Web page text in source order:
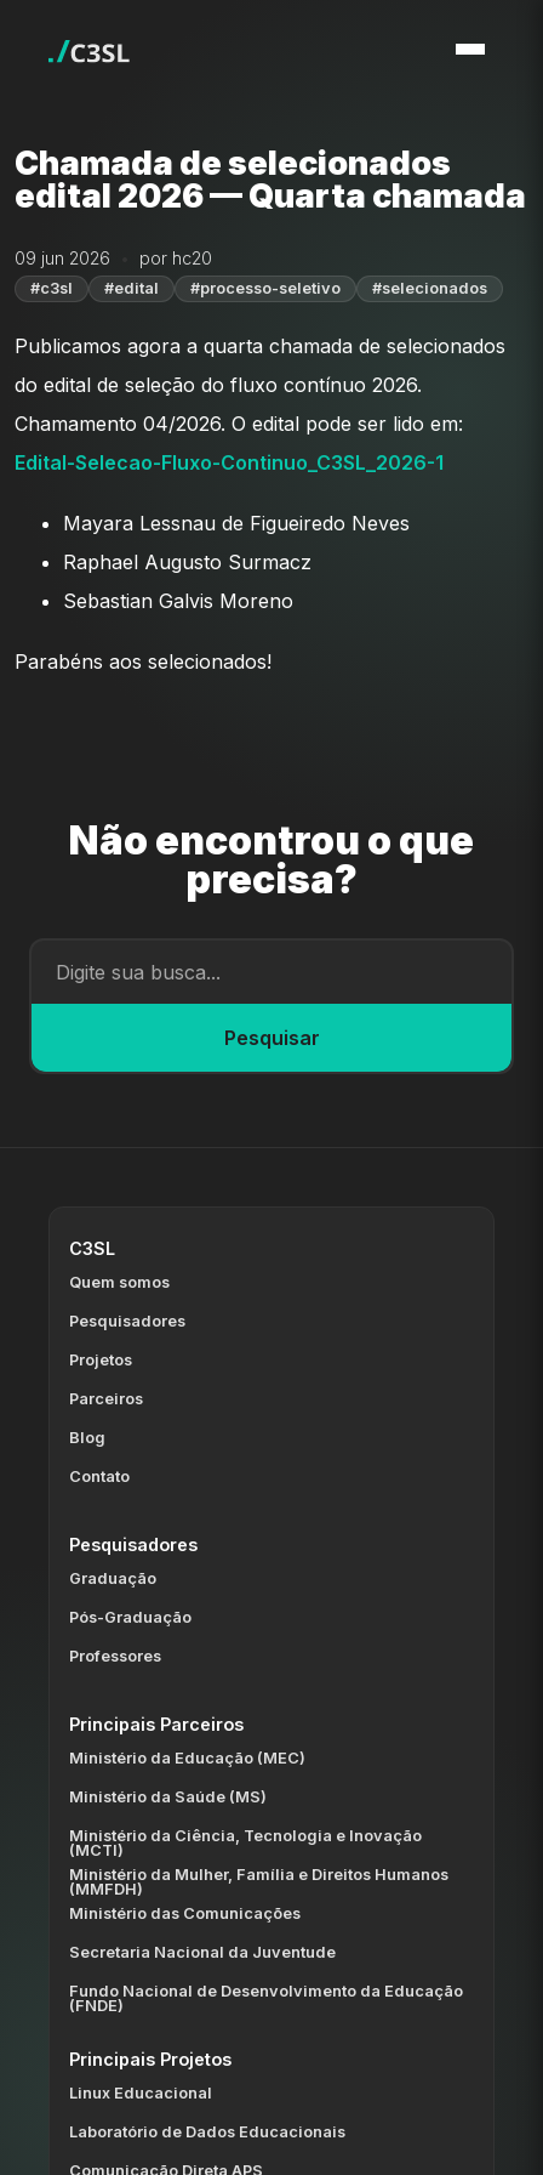
Chamada de selecionados
edital 2026 — Quarta chamada
09 jun 2026 por hc20
#c3sl #edital #processo-seletivo #selecionados
Publicamos agora a quarta chamada de selecionados
do edital de seleção do fluxo contínuo 2026.
Chamamento 04/2026. O edital pode ser lido em:
Edital-Selecao-Fluxo-Continuo_C3SL_2026-1
Mayara Lessnau de Figueiredo Neves
Raphael Augusto Surmacz
Sebastian Galvis Moreno
Parabéns aos selecionados!
Não encontrou o que
precisa?
Pesquisar
C3SL
Quem somos
Pesquisadores
Projetos
Parceiros
Blog
Contato
Pesquisadores
Graduação
Pós-Graduação
Professores
Principais Parceiros
Ministério da Educação (MEC)
Ministério da Saúde (MS)
Ministério da Ciência, Tecnologia e Inovação
(MCTI)
Ministério da Mulher, Família e Direitos Humanos
(MMFDH)
Ministério das Comunicações
Secretaria Nacional da Juventude
Fundo Nacional de Desenvolvimento da Educação
(FNDE)
Principais Projetos
Linux Educacional
Laboratório de Dados Educacionais
Comunicação Direta APS